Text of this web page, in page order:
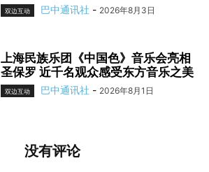
双边互动 巴中通讯社 - 2026年8月3日
上海民族乐团《中国色》音乐会亮相
圣保罗 近千名观众感受东方音乐之美
双边互动 巴中通讯社 - 2026年8月1日
没有评论